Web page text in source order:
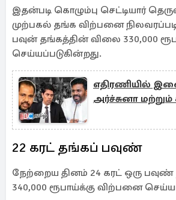
இதன்படி கொழும்பு செட்டியார்
முற்பகல் தங்க விற்பனை
பவுன் தங்கத்தின் விலை 330,000
செய்யப்படுகின்றது.
எதிரணியில்
அர்ச்சுனா மற்றும்
22 கரட் தங்கப் பவுண்
நேற்றைய தினம் 24 கரட் ஒரு
340,000 ரூபாய்க்கு விற்பனை